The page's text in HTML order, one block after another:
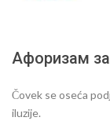
Афоризам
Čovek se oseća
iluzije.